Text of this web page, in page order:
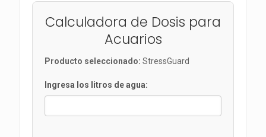
Calculadora de Dosis para
Acuarios
Producto seleccionado: StressGuard
Ingresa los litros de agua: